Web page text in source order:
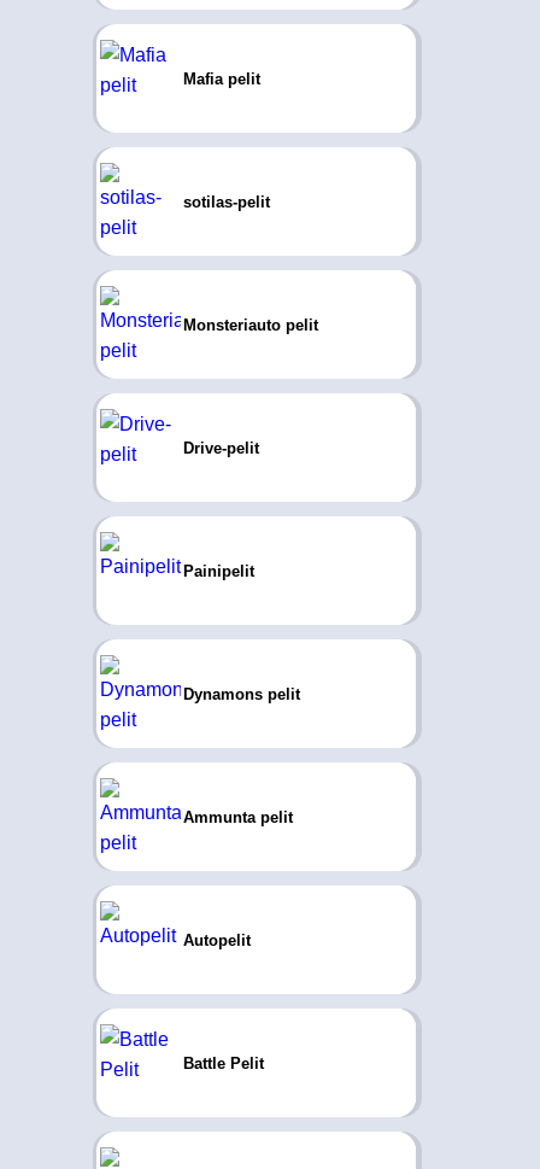
Mafia pelit
sotilas-pelit
Monsteriauto pelit
Drive-pelit
Painipelit
Dynamons pelit
Ammunta pelit
Autopelit
Battle Pelit